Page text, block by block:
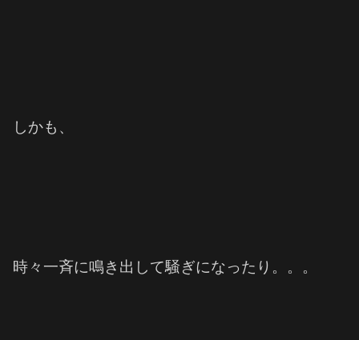
しかも、
時々一斉に鳴き出して騒ぎになったり。。。